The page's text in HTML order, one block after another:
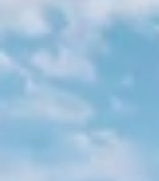
Thermalquelle Maibachl -
des Frühlings Das Maibachl
unterirdischen
meisten warmes Wasser
Frühlingsmonaten, sobald
heißes, mineralha